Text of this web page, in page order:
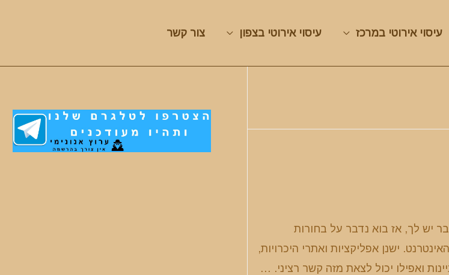
עיסוי אירוטי במרכז עיסוי אירוטי בצפון צור קשר
יש לך, אז בוא נדבר על בחורות
ישנן אפליקציות ואתרי היכרויות,
ואפילו יכול לצאת מזה קשר רציני. …